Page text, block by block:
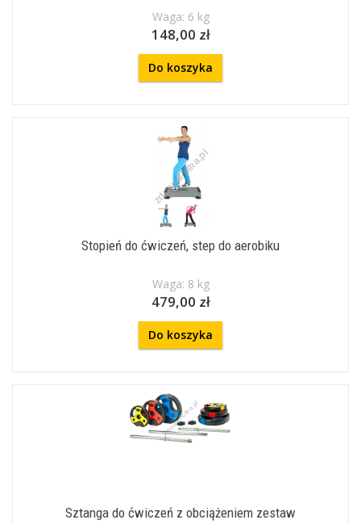
Waga: 6 kg
148,00 zł
Do koszyka
Stopień do ćwiczeń, step do aerobiku
Waga: 8 kg
479,00 zł
Do koszyka
Sztanga do ćwiczeń z obciążeniem zestaw